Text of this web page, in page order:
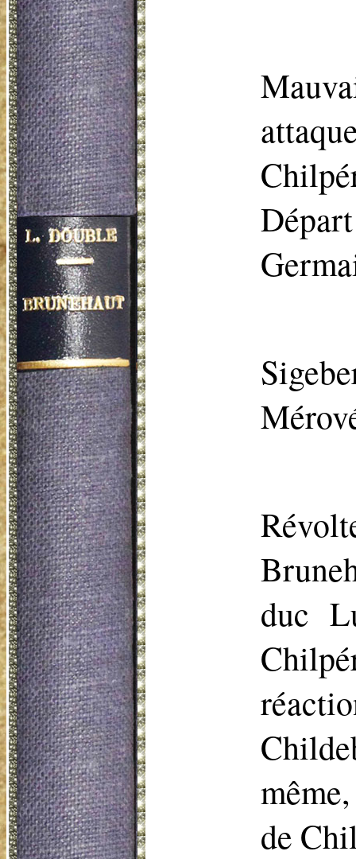
duc
de